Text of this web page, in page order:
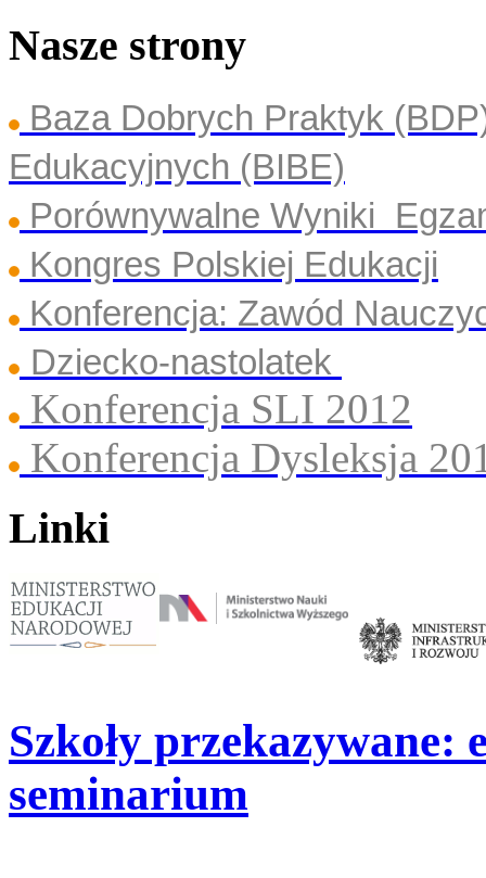
Nasze strony
Baza Dobrych Praktyk
Edukacyjnych (BIBE)
Porównywalne Wyniki
Kongres Polskiej Edukacji
Konferencja: Zawód
Dziecko-nastolatek
Konferencja SLI 2012
Konferencja Dysleksja
Linki
Szkoły
seminarium